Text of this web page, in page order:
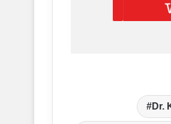
Dr.